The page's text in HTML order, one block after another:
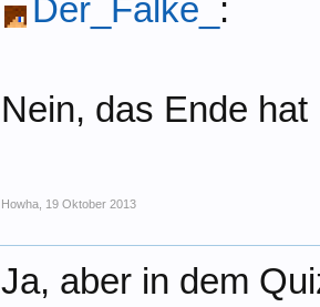
Der_Falke_ :
Nein, das Ende
Howha 19 Oktober 2013
Ja, aber in dem